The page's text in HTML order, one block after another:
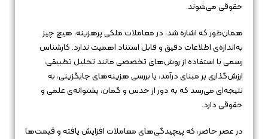
حقوقی می‌شوند.
همان‌طور که اشاره شد، در معاملات ملکی پرهزینه، هیچ چیز
به‌اندازه‌ی اطلاعات دقیق و قابل استناد اهمیت ندارد. کارشناس
رسمی با استفاده از روش‌های تخصصی مانند تحلیل تطبیقی،
ارزش‌گذاری بر مبنای درآمد، یا بررسی هزینه‌های جایگزینی، به
نتیجه‌ای می‌رسد که به دور از حدس و گمان، پشتوانه‌ی علمی و
حقوقی دارد.
در عصر حاضر، که پیچیدگی‌های معاملات افزایش یافته و قیمت‌ها